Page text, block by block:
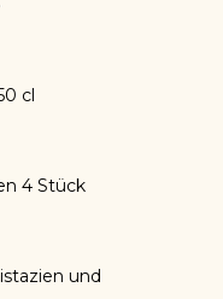
cl
4 Stück
und